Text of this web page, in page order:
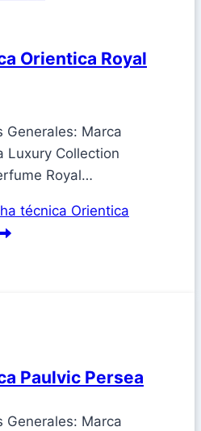
Orientica Royal
Generales: Marca
Luxury Collection
Royal…
técnica Orientica
Paulvic Persea
Generales: Marca